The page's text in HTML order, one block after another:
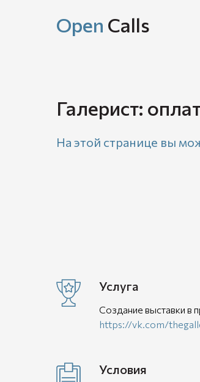
Open Calls
Галерист:
На этой странице вы
Услуга
Создание выставки в
https://vk.com/
Условия